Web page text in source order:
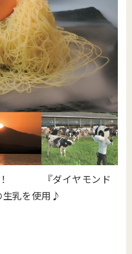
！ 『ダイヤモンド
を使用♪